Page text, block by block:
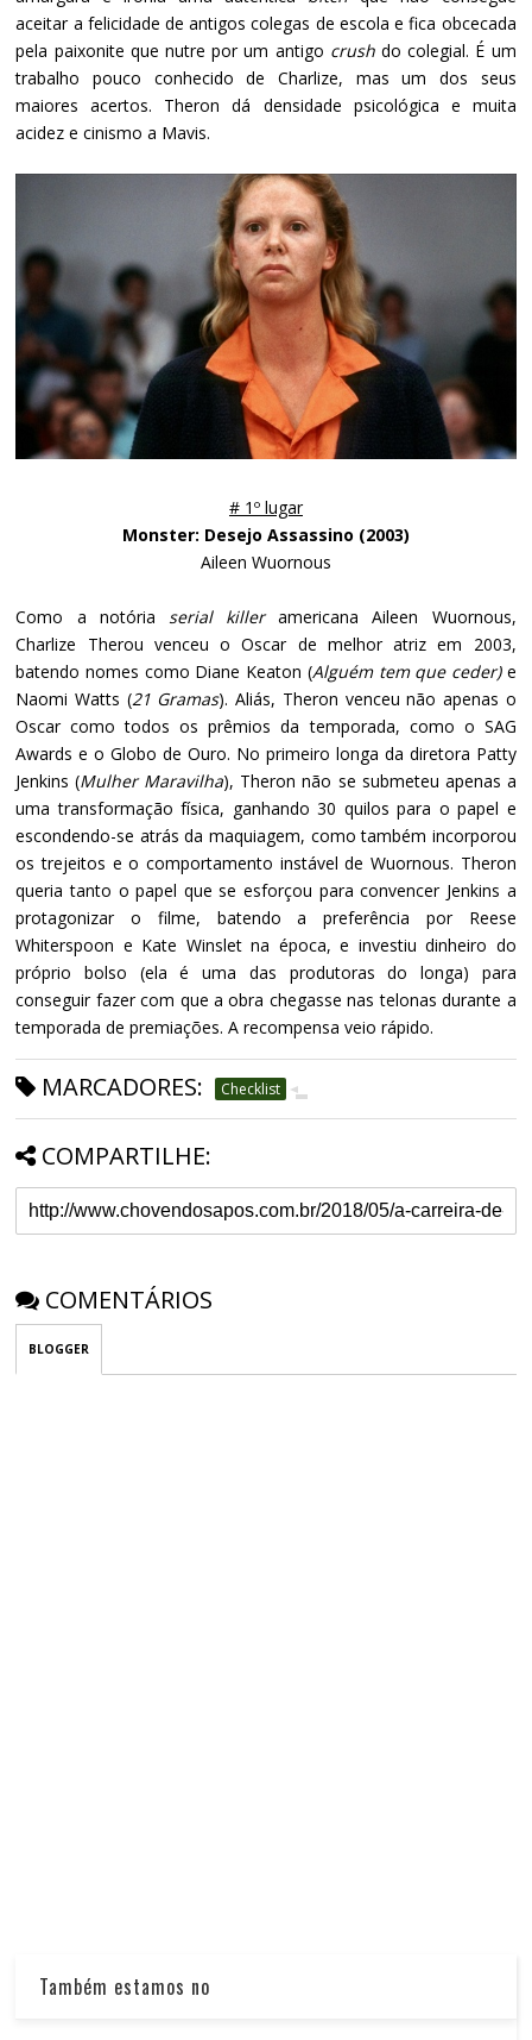
aceitar a felicidade de antigos colegas de escola e fica obcecada
pela paixonite que nutre por um antigo crush do colegial. É um
trabalho pouco conhecido de Charlize, mas um dos seus
maiores acertos. Theron dá densidade psicológica e muita
acidez e cinismo a Mavis.
# 1º lugar
Monster: Desejo Assassino (2003)
Aileen Wuornous
Como a notória serial killeramericana Aileen Wuornous,
Charlize Therou venceu o Oscar de melhor atriz em 2003,
batendo nomes como Diane Keaton (Alguém tem que ceder) e
Naomi Watts (21 Gramas). Aliás, Theron venceu não apenas o
Oscar como todos os prêmios da temporada, como o SAG
Awards e o Globo de Ouro. No primeiro longa da diretora Patty
Jenkins (Mulher Maravilha), Theron não se submeteu apenas a
uma transformação física, ganhando 30 quilos para o papel e
escondendo-se atrás da maquiagem, como também incorporou
os trejeitos e o comportamento instável de Wuornous. Theron
queria tanto o papel que se esforçou para convencer Jenkins a
protagonizar o filme, batendo a preferência por Reese
Whiterspoon e Kate Winslet na época, e investiu dinheiro do
próprio bolso (ela é uma das produtoras do longa) para
conseguir fazer com que a obra chegasse nas telonas durante a
temporada de premiações. A recompensa veio rápido.
MARCADORES: Checklist
COMPARTILHE:
COMENTÁRIOS
BLOGGER
Também estamos no